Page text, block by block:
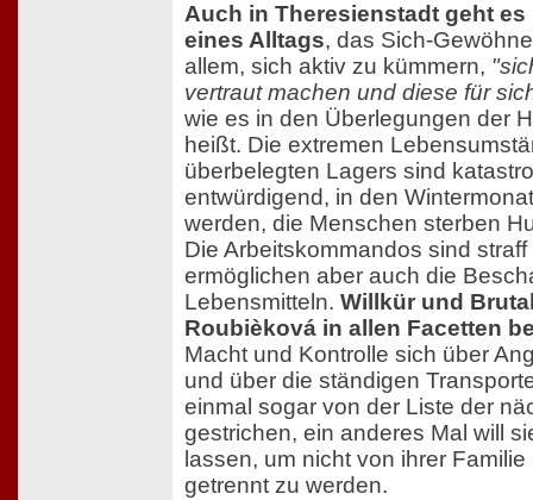
Auch in Theresienstadt geht
eines Alltags, das Sich-
allem, sich aktiv zu kümmern,
vertraut machen und diese für
wie es in den Überlegungen der
heißt. Die extremen
überbelegten Lagers sind
entwürdigend, in den
werden, die Menschen sterben
Die Arbeitskommandos sind
ermöglichen aber auch die
Lebensmitteln. Willkür und
Roubièková in allen Facetten
Macht und Kontrolle sich über
und über die ständigen
einmal sogar von der Liste der
gestrichen, ein anderes Mal will
lassen, um nicht von ihrer
getrennt zu werden.